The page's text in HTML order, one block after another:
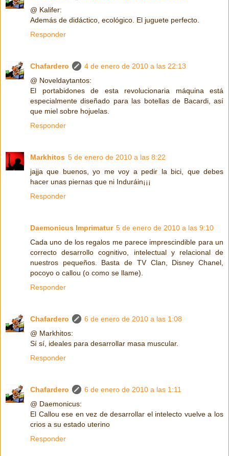
@ Kalifer:
Además de didáctico, ecológico. El juguete perfecto.
Responder
Chafardero
4 de enero de 2010 a las 22:13
@ Noveldaytantos:
El portabidones de esta revolucionaria máquina está
especialmente diseñado para las botellas de Bacardi, así
que miel sobre hojuelas.
Responder
Markhitos 5 de enero de 2010 a las 8:22
jajja que buenos, yo me voy a pedir la bici, que debes
hacer unas piernas que ni Induráin¡¡¡
Responder
Daemonicus Imprimatur 5 de enero de 2010 a las 9:10
Cada uno de los regalos me parece imprescindible para un
correcto desarrollo cognitivo, intelectual y relacional de
nuestros pequeños. Basta de TV Clan, Disney Chanel,
pocoyo o callou (o como se llame).
Responder
Chafardero
6 de enero de 2010 a las 1:08
@ Markhitos:
Sí sí, ideales para desarrollar masa muscular.
Responder
Chafardero
6 de enero de 2010 a las 1:11
@ Daemonicus:
El Callou ese en vez de desarrollar el intelecto vuelve a los
crios a su estado uterino
Responder